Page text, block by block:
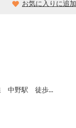
お気に入りに追加
中野駅 徒歩...